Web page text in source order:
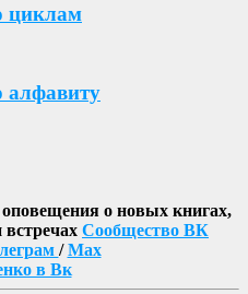
циклам
алфавиту
о новых книгах,
встречах Сообщество ВК
/Max
в Вк